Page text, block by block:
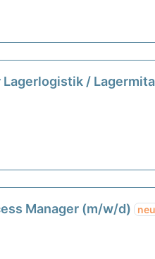
/
Manager (m/w/d) neu